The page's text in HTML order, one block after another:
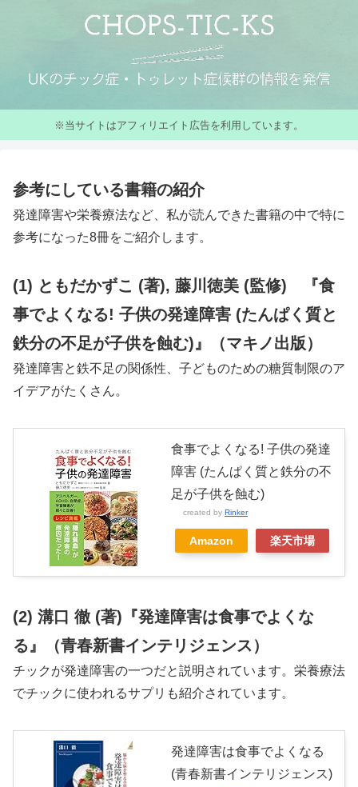
※当サイトはアフィリエイト広告を利用しています。
参考にしている書籍の紹介
発達障害や栄養療法など、私が読んできた書籍の中で特に
参考になった8冊をご紹介します。
(1) ともだかずこ (著), 藤川徳美 (監修) 『食
事でよくなる! 子供の発達障害 (たんぱく質と
鉄分の不足が子供を蝕む)』（マキノ出版）
発達障害と鉄不足の関係性、子どものための糖質制限のア
イデアがたくさん。
食事でよくなる! 子供の発達
障害 (たんぱく質と鉄分の不
足が子供を蝕む)
created by Rinker
Amazon 楽天市場
(2) 溝口 徹 (著)『発達障害は食事でよくな
る』（青春新書インテリジェンス）
チックが発達障害の一つだと説明されています。栄養療法
でチックに使われるサプリも紹介されています。
発達障害は食事でよくなる
(青春新書インテリジェンス)